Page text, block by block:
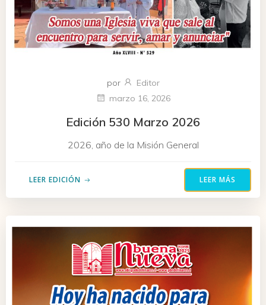
por
Editor
marzo 16, 2026
Edición 530 Marzo 2026
2026, año de la Misión General
LEER EDICIÓN LEER MÁS